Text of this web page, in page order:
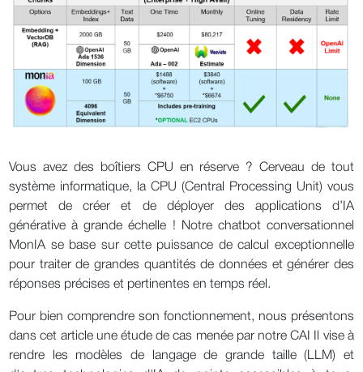
Vous avez des boîtiers CPU en réserve ? Cerveau de tout
système informatique, la CPU (Central Processing Unit) vous
permet de créer et de déployer des applications d’IA
générative à grande échelle ! Notre chatbot conversationnel
MonIA se base sur cette puissance de calcul exceptionnelle
pour traiter de grandes quantités de données et générer des
réponses précises et pertinentes en temps réel.
Pour bien comprendre son fonctionnement, nous présentons
dans cet article une étude de cas menée par notre CAI Il vise à
rendre les modèles de langage de grande taille (LLM) et